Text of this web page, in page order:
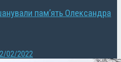
пам’ять Олександра
02/2022